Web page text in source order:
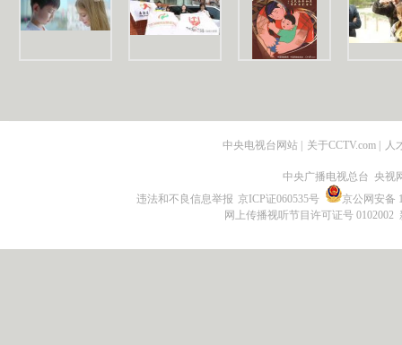
中央电视台网站 | 关于CCTV.com | 人
中央广播电视总台 央视
违法和不良信息举报 京ICP证060535号
京公网安备
网上传播视听节目许可证号 0102002